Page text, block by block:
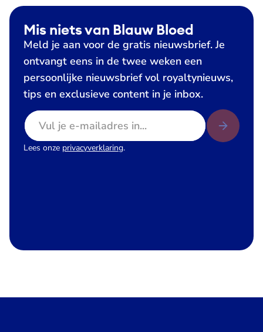
Mis niets van Blauw Bloed
Meld je aan voor de gratis nieuwsbrief. Je
ontvangt eens in de twee weken een
persoonlijke nieuwsbrief vol royaltynieuws,
tips en exclusieve content in je inbox.
E-mailadres
Lees onze privacyverklaring.